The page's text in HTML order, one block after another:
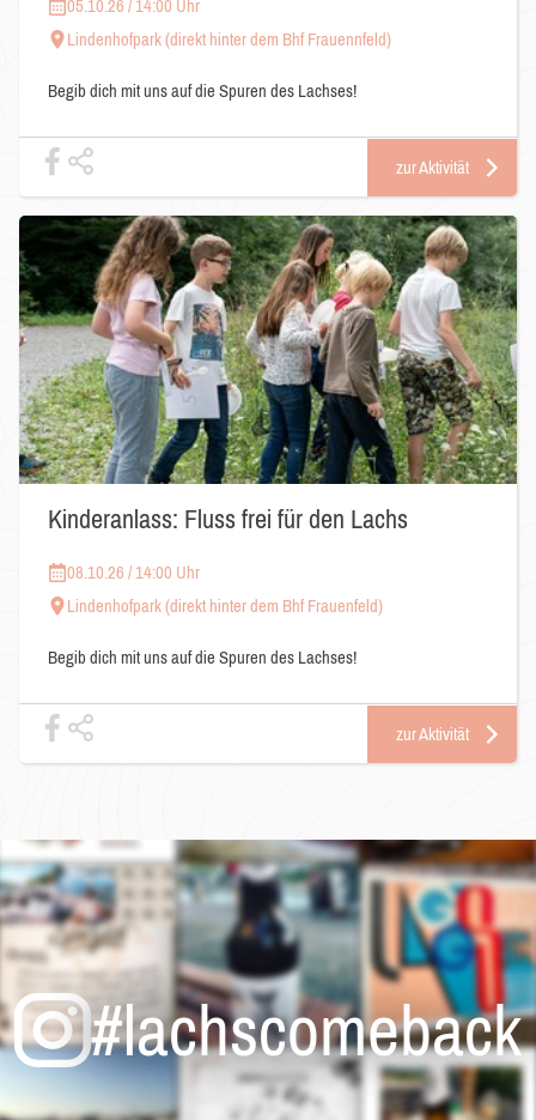
Lindenhofpark (direkt hinter dem Bhf Frauennfeld)
Begib dich mit uns auf die Spuren des Lachses!
zur Aktivität
Kinderanlass: Fluss frei für den Lachs
08.10.26 / 14:00 Uhr
Lindenhofpark (direkt hinter dem Bhf Frauenfeld)
Begib dich mit uns auf die Spuren des Lachses!
zur Aktivität
#lachscomeback